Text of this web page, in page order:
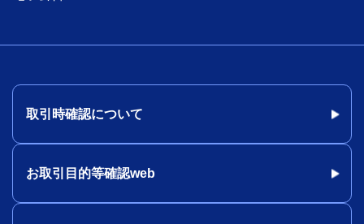
取引時確認について
お取引目的等確認web